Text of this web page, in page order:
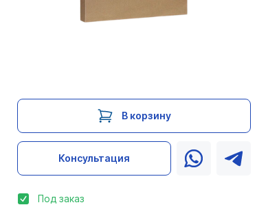
В корзину
Консультация
Под заказ